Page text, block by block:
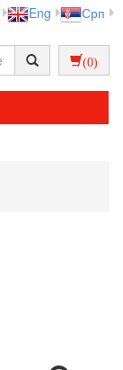
Eng Срп
(0)